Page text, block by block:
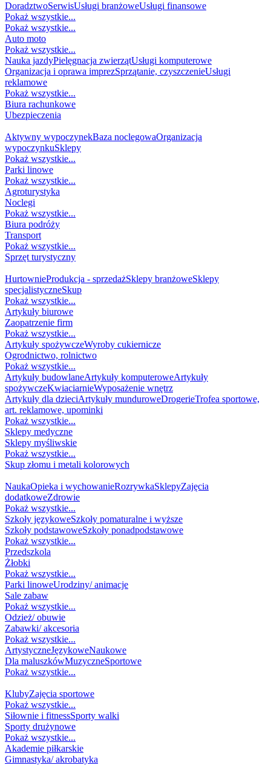
DoradztwoSerwisUsługi branżoweUsługi finansowe
Pokaż wszystkie...
Pokaż wszystkie...
Auto moto
Pokaż wszystkie...
Nauka jazdyPielęgnacja zwierzątUsługi komputerowe
Organizacja i oprawa imprezSprzątanie, czyszczenieUsługi
reklamowe
Pokaż wszystkie...
Biura rachunkowe
Ubezpieczenia
Aktywny wypoczynekBaza noclegowaOrganizacja
wypoczynkuSklepy
Pokaż wszystkie...
Parki linowe
Pokaż wszystkie...
Agroturystyka
Noclegi
Pokaż wszystkie...
Biura podróży
Transport
Pokaż wszystkie...
Sprzęt turystyczny
HurtownieProdukcja - sprzedażSklepy branżoweSklepy
specjalistyczneSkup
Pokaż wszystkie...
Artykuły biurowe
Zaopatrzenie firm
Pokaż wszystkie...
Artykuły spożywczeWyroby cukiernicze
Ogrodnictwo, rolnictwo
Pokaż wszystkie...
Artykuły budowlaneArtykuły komputeroweArtykuły
spożywczeKwiaciarnieWyposażenie wnętrz
Artykuły dla dzieciArtykuły munduroweDrogerieTrofea sportowe,
art. reklamowe, upominki
Pokaż wszystkie...
Sklepy medyczne
Sklepy myśliwskie
Pokaż wszystkie...
Skup złomu i metali kolorowych
NaukaOpieka i wychowanieRozrywkaSklepyZajęcia
dodatkoweZdrowie
Pokaż wszystkie...
Szkoły językoweSzkoły pomaturalne i wyższe
Szkoły podstawoweSzkoły ponadpodstawowe
Pokaż wszystkie...
Przedszkola
Żłobki
Pokaż wszystkie...
Parki linoweUrodziny/ animacje
Sale zabaw
Pokaż wszystkie...
Odzież/ obuwie
Zabawki/ akcesoria
Pokaż wszystkie...
ArtystyczneJęzykoweNaukowe
Dla maluszkówMuzyczneSportowe
Pokaż wszystkie...
KlubyZajęcia sportowe
Pokaż wszystkie...
Siłownie i fitnessSporty walki
Sporty drużynowe
Pokaż wszystkie...
Akademie piłkarskie
Gimnastyka/ akrobatyka